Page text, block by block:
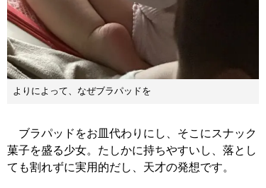
よりによって、なぜブラパッドを
ブラパッドをお皿代わりにし、そこにスナック
菓子を盛る少女。たしかに持ちやすいし、落とし
ても割れずに実用的だし、天才の発想です。